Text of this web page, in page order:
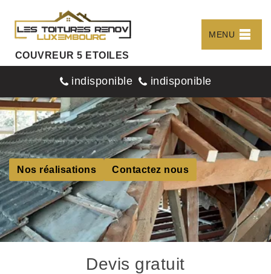
COUVREUR 5 ETOILES
MENU
indisponible indisponible
Nos réalisations Contactez nous
Devis gratuit